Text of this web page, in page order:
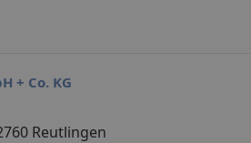
+ Co. KG
Reutlingen